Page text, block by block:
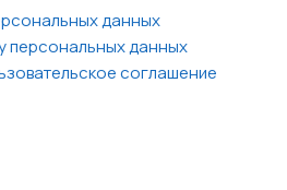
данных
персональных данных
соглашение